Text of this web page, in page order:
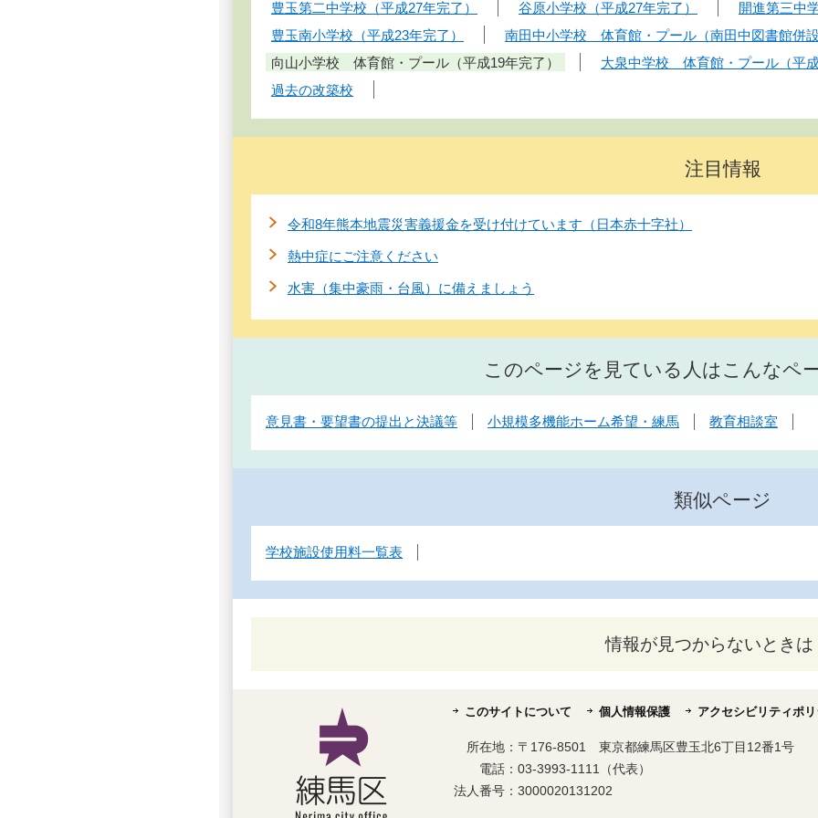
豊玉第二中学校（平成27年完了） 谷原小学校（平成27年完了）
開進第三中
豊玉南小学校（平成23年完了）
南田中小学校 体育館・プール（南田中図書館併
向山小学校 体育館・プール（平成19年完了）
大泉中学校 体育館・プール（平
過去の改築校
注目情報
令和8年熊本地震災害義援金を受け付けています（日本赤十字社）
熱中症にご注意ください
水害（集中豪雨・台風）に備えましょう
このページを見ている人はこんなペ
意見書・要望書の提出と決議等 小規模多機能ホーム希望・練馬 教育相談室
類似ページ
学校施設使用料一覧表
情報が見つからないときは
このサイトについて 個人情報保護 アクセシビリティポ
所在地： 〒176-8501 東京都練馬区豊玉北6丁目12番1号
電話： 03-3993-1111（代表）
法人番号： 3000020131202